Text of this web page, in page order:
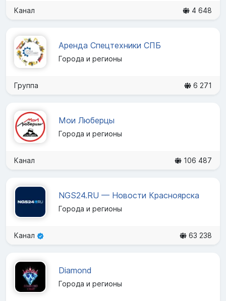
Канал 4 648
Аренда Спецтехники СПБ
Города и регионы
Группа 6 271
Мои Люберцы
Города и регионы
Канал 106 487
NGS24.RU — Новости Красноярска
Города и регионы
Канал 63 238
Diamond
Города и регионы